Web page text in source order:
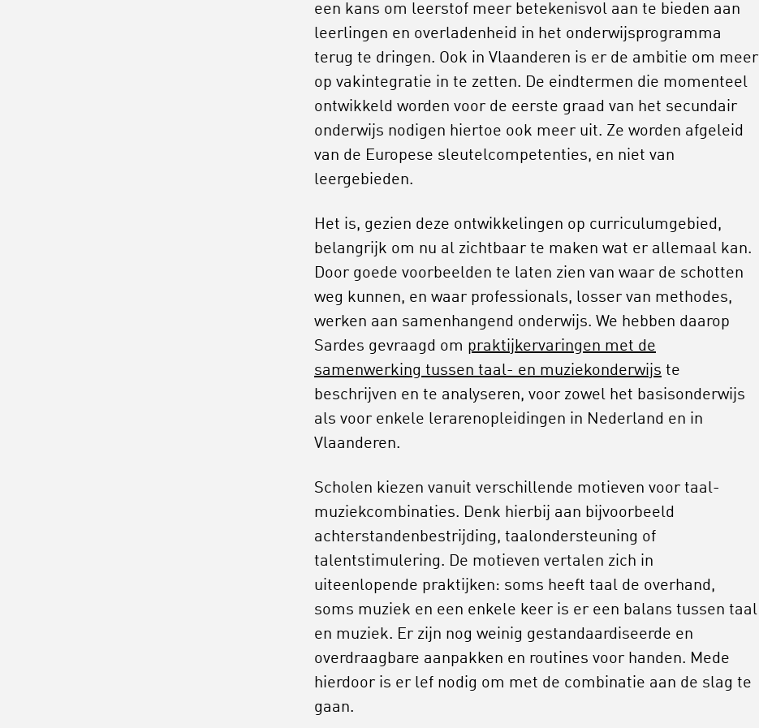
een kans om leerstof meer betekenisvol aan te bieden aan
leerlingen en overladenheid in het onderwijsprogramma
terug te dringen. Ook in Vlaanderen is er de ambitie om meer
op vakintegratie in te zetten. De eindtermen die momenteel
ontwikkeld worden voor de eerste graad van het secundair
onderwijs nodigen hiertoe ook meer uit. Ze worden afgeleid
van de Europese sleutelcompetenties, en niet van
leergebieden.
Het is, gezien deze ontwikkelingen op curriculumgebied,
belangrijk om nu al zichtbaar te maken wat er allemaal kan.
Door goede voorbeelden te laten zien van waar de schotten
weg kunnen, en waar professionals, losser van methodes,
werken aan samenhangend onderwijs. We hebben daarop
Sardes gevraagd om praktijkervaringen met de
samenwerking tussen taal- en muziekonderwijs te
beschrijven en te analyseren, voor zowel het basisonderwijs
als voor enkele lerarenopleidingen in Nederland en in
Vlaanderen.
Scholen kiezen vanuit verschillende motieven voor taal-
muziekcombinaties. Denk hierbij aan bijvoorbeeld
achterstandenbestrijding, taalondersteuning of
talentstimulering. De motieven vertalen zich in
uiteenlopende praktijken: soms heeft taal de overhand,
soms muziek en een enkele keer is er een balans tussen taal
en muziek. Er zijn nog weinig gestandaardiseerde en
overdraagbare aanpakken en routines voor handen. Mede
hierdoor is er lef nodig om met de combinatie aan de slag te
gaan.